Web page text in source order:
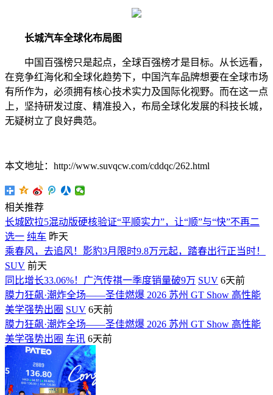
长城汽车全球化布局图
中国百强榜只是起点，全球百强榜才是目标。从长远看，
在竞争红海化和全球化趋势下，中国汽车品牌想要在全球市场
有所作为，必须拥有核心技术实力及国际化视野。而在这一点
上，坚持研发过度、精准投入，布局全球化发展的科技长城，
无疑树立了良好典范。
本文地址：http://www.suvqcw.com/cddqc/262.html
相关推荐
长城欧拉5混动版硬核验证“平顺实力”，让“顺”与“快”不再二
选一 纯车 昨天
乘春风，去追风！影豹3月限时9.8万元起，踏春出行正当时！
SUV 前天
同比增长33.06%！广汽传祺一季度销量破9万 SUV 6天前
膜力狂飙·潮炸全场——圣佳燃爆 2026 苏州 GT Show 高性能
美学强势出圈 SUV 6天前
膜力狂飙·潮炸全场——圣佳燃爆 2026 苏州 GT Show 高性能
美学强势出圈 车讯 6天前